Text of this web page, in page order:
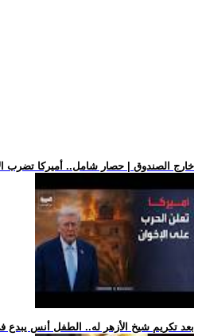
.. خارج الصندوق | حصار شامل.. أميركا تضرب
.. بعد تكريم شيخ الأزهر له.. الطفل أنس يبدع